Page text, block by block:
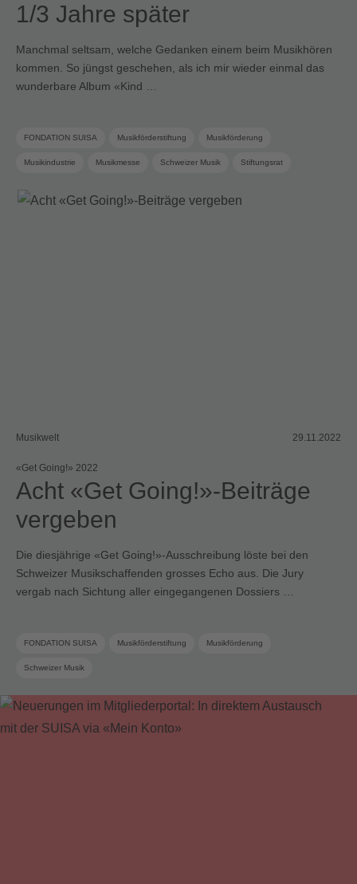
1/3 Jahre später
Manchmal seltsam, welche Gedanken einem beim Musikhören
kommen. So jüngst geschehen, als ich mir wieder einmal das
wunderbare Album «Kind …
FONDATION SUISA Musikförderstiftung Musikförderung
Musikindustrie Musikmesse Schweizer Musik Stiftungsrat
Musikwelt 29.11.2022
«Get Going!» 2022
Acht «Get Going!»-Beiträge
vergeben
Die diesjährige «Get Going!»-Ausschreibung löste bei den
Schweizer Musikschaffenden grosses Echo aus. Die Jury
vergab nach Sichtung aller eingegangenen Dossiers …
FONDATION SUISA Musikförderstiftung Musikförderung
Schweizer Musik